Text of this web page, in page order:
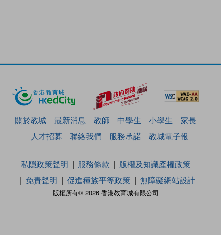
關於教城 最新消息 教師 中學生 小學生
家長
人才招募
聯絡我們 服務承諾 教城電子報
版權所有© 2026 香港教育城有限公司
私隱政策聲明 服務條款
版權及知識產權政策
免責聲明
促進種族平等政策 無障礙網站設計